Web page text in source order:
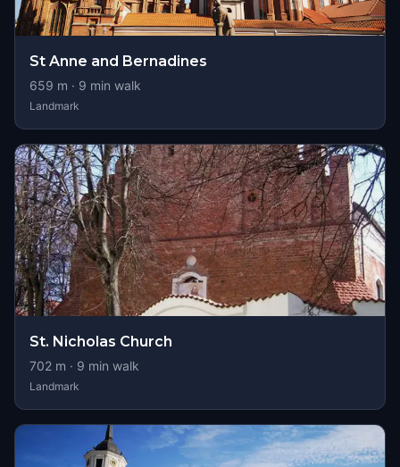
St Anne and Bernadines
659 m · 9 min walk
Landmark
St. Nicholas Church
702 m · 9 min walk
Landmark